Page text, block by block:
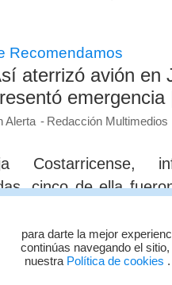
Recomendamos
aterrizó avión en
emergencia
Alerta Redacción Multimedios
Costarricense,
cinco de ella
de un río afecta
Cruz Roja
para darte la mejor
continúas navegando el
nuestra Política de cookies